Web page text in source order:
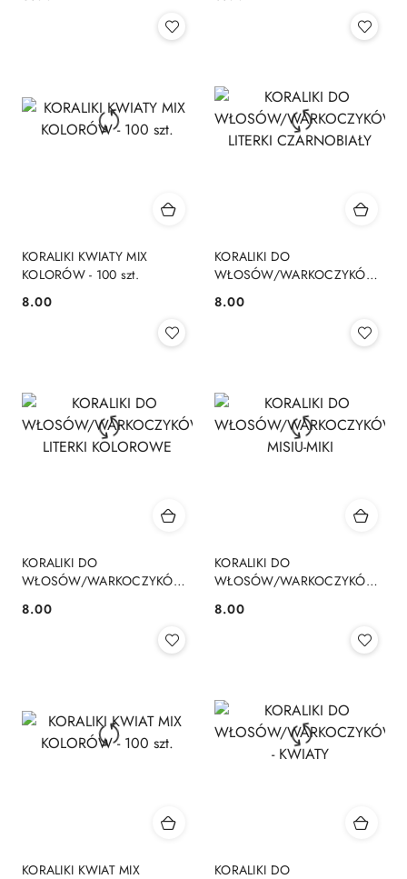
Cena: Cena:
KORALIKI KWIATY MIX
KOLORÓW - 100 szt.
Cena:
8.00
KORALIKI DO
WŁOSÓW/WARKOCZYKÓW
Cena:
8.00
KORALIKI DO
WŁOSÓW/WARKOCZYKÓW
Cena:
8.00
KORALIKI DO
WŁOSÓW/WARKOCZYKÓW
Cena:
8.00
KORALIKI KWIAT MIX
KORALIKI DO